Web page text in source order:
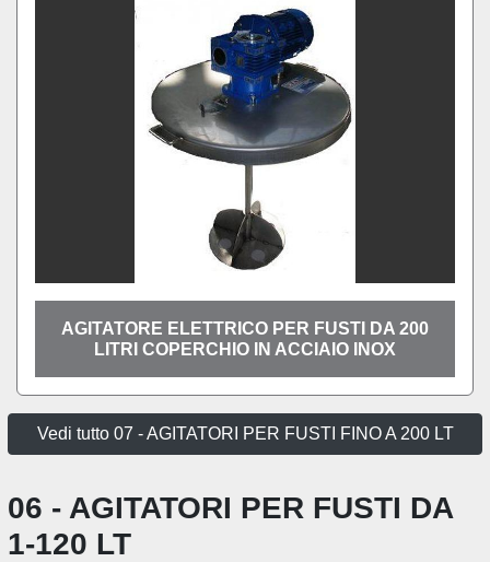
AGITATORE ELETTRICO PER FUSTI DA 200
LITRI COPERCHIO IN ACCIAIO INOX
Vedi tutto 07 - AGITATORI PER FUSTI FINO A 200 LT
06 - AGITATORI PER FUSTI DA
1-120 LT